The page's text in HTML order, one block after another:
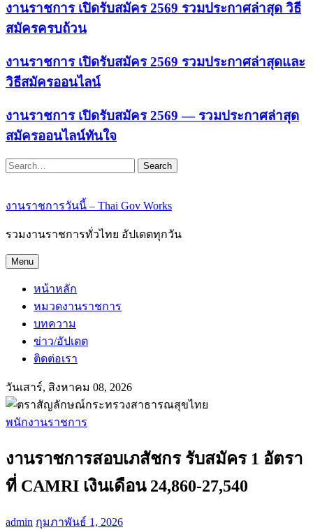
งานราชการ เปิดรับสมัคร 2569 รวมประกาศล่าสุด วิธี
สมัครครบถ้วน
งานราชการ เปิดรับสมัคร 2569 รวมประกาศล่าสุดและ
วิธีสมัครออนไลน์
งานราชการ เปิดรับสมัคร 2569 — รวมประกาศล่าสุด
สมัครออนไลน์ทันใจ
Search
งานราชการวันนี้ – Thai Gov Works
รวมงานราชการทั่วไทย อัปเดตทุกวัน
Menu
หน้าหลัก
หมวดงานราชการ
บทความ
ข่าว/อัปเดต
ติดต่อเรา
วันเสาร์, สิงหาคม 08, 2026
พนักงานราชการ
งานราชการสอบเภสัชกร รับสมัคร 1 อัตรา
ที่ CAMRI เงินเดือน 24,860-27,540
admin กุมภาพันธ์ 1, 2026